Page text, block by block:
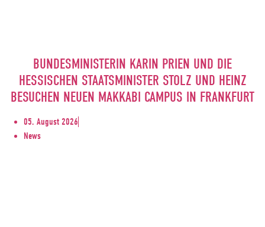
BUNDESMINISTERIN KARIN PRIEN UND DIE
HESSISCHEN STAATSMINISTER STOLZ UND HEINZ
BESUCHEN NEUEN MAKKABI CAMPUS IN FRANKFURT
05. August 2026
News